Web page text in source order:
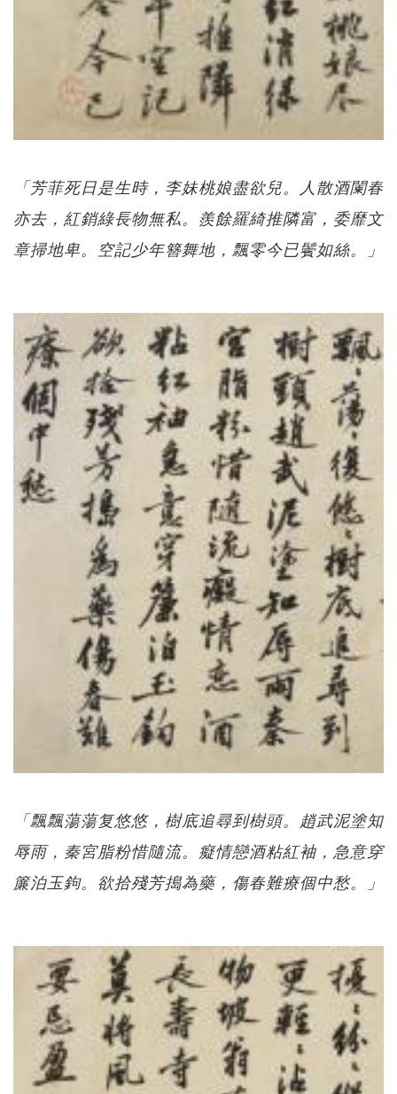
「芳菲死日是生時，李妹桃娘盡欲兒。人散酒闌春
亦去，紅銷綠長物無私。羨餘羅綺推隣富，委靡文
章掃地卑。空記少年簪舞地，飄零今已鬢如絲。」
「飄飄蕩蕩复悠悠，樹底追尋到樹頭。趙武泥塗知
辱雨，秦宮脂粉惜隨流。癡情戀酒粘紅袖，急意穿
簾泊玉鉤。欲拾殘芳搗為藥，傷春難療個中愁。」